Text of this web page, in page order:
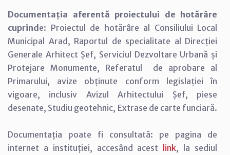
Documentația aferentă proiectului de hotărâre
cuprinde: Proiectul de hotărâre al Consiliului Local
Municipal Arad, Raportul de specialitate al Direcției
Generale Arhitect Șef, Serviciul Dezvoltare Urbană și
Protejare Monumente, Referatul de aprobare al
Primarului, avize obținute conform legislației în
vigoare, inclusiv Avizul Arhitectului Șef, piese
desenate, Studiu geotehnic, Extrase de carte funciară.
Documentația poate fi consultată: pe pagina de
internet a instituției, accesând acest link, la sediul